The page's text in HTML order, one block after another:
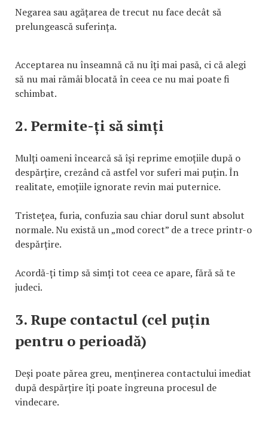
Negarea sau agățarea de trecut nu face decât să
prelungească suferința.
Acceptarea nu înseamnă că nu îți mai pasă, ci că alegi
să nu mai rămâi blocată în ceea ce nu mai poate fi
schimbat.
2. Permite-ți să simți
Mulți oameni încearcă să își reprime emoțiile după o
despărțire, crezând că astfel vor suferi mai puțin. În
realitate, emoțiile ignorate revin mai puternice.
Tristețea, furia, confuzia sau chiar dorul sunt absolut
normale. Nu există un „mod corect” de a trece printr-o
despărțire.
Acordă-ți timp să simți tot ceea ce apare, fără să te
judeci.
3. Rupe contactul (cel puțin
pentru o perioadă)
Deși poate părea greu, menținerea contactului imediat
după despărțire îți poate îngreuna procesul de
vindecare.